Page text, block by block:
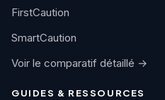
FirstCaution
SmartCaution
Voir le comparatif détaillé →
GUIDES & RESSOURCES